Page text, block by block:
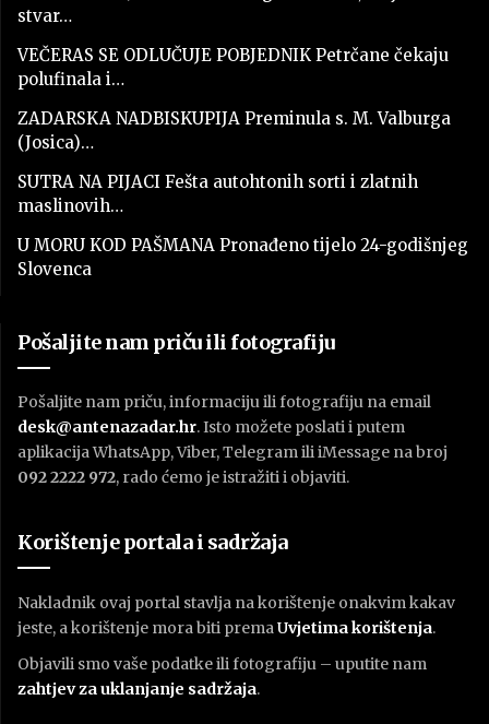
stvar…
VEČERAS SE ODLUČUJE POBJEDNIK Petrčane čekaju
polufinala i…
ZADARSKA NADBISKUPIJA Preminula s. M. Valburga
(Josica)…
SUTRA NA PIJACI Fešta autohtonih sorti i zlatnih
maslinovih…
U MORU KOD PAŠMANA Pronađeno tijelo 24-godišnjeg
Slovenca
Pošaljite nam priču ili fotografiju
Pošaljite nam priču, informaciju ili fotografiju na email
desk@antenazadar.hr. Isto možete poslati i putem
aplikacija WhatsApp, Viber, Telegram ili iMessage na broj
092 2222 972, rado ćemo je istražiti i objaviti.
Korištenje portala i sadržaja
Nakladnik ovaj portal stavlja na korištenje onakvim kakav
jeste, a korištenje mora biti premaUvjetima korištenja.
Objavili smo vaše podatke ili fotografiju – uputite nam
zahtjev za uklanjanje sadržaja.